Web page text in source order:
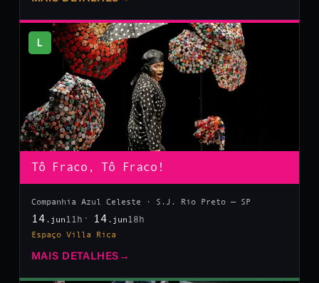
L
Tô Fraco, Tô Fraco!
Companhia Azul Celeste · S.J. Rio Preto — SP
14 .jun 11h 14 .jun 18h
Espaço Villa Rica
MAIS DETALHES →